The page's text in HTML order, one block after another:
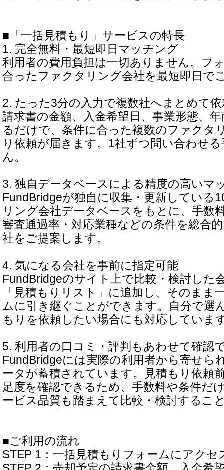
■「一括見積もり」サービスの特長
1. 完全無料・最短即日マッチング
利用者の費用負担は一切ありません。フ
合ったファクタリング会社を最短即日で
2. たった3分の入力で複数社へまとめて
請求書の金額、入金希望日、事業形態、
るだけで、条件に合った複数のファクタ
り依頼が届きます。1社ずつ問い合わせ
ん。
3. 独自データベースによる精度の高いマ
FundBridgeが独自に収集・更新している
リング会社データベースをもとに、手数
審査通過率・対応業種などの条件を総合
社をご提案します。
4. 気になる会社を事前に指定可能
FundBridgeのサイト上で比較・検討した
「見積もりリスト」に追加し、そのまま
ムに引き継ぐことができます。自分で選
もりを依頼したい場合にも対応していま
5. 利用者の口コミ・評判もあわせて確認
FundBridgeには実際の利用者から寄せら
ータが蓄積されています。見積もり依頼
足度を確認できるため、手数料や条件だ
ービス品質も踏まえて比較・検討するこ
■ご利用の流れ
STEP 1：一括見積もりフォームにアクセ